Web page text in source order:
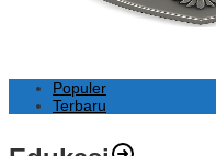
Populer
Terbaru